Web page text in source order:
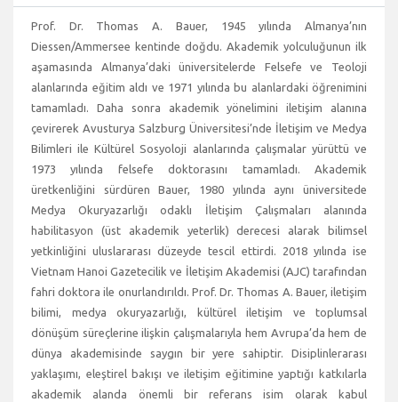
Prof. Dr. Thomas A. Bauer, 1945 yılında Almanya’nın
Diessen/Ammersee kentinde doğdu. Akademik yolculuğunun ilk
aşamasında Almanya’daki üniversitelerde Felsefe ve Teoloji
alanlarında eğitim aldı ve 1971 yılında bu alanlardaki öğrenimini
tamamladı. Daha sonra akademik yönelimini iletişim alanına
çevirerek Avusturya Salzburg Üniversitesi’nde İletişim ve Medya
Bilimleri ile Kültürel Sosyoloji alanlarında çalışmalar yürüttü ve
1973 yılında felsefe doktorasını tamamladı. Akademik
üretkenliğini sürdüren Bauer, 1980 yılında aynı üniversitede
Medya Okuryazarlığı odaklı İletişim Çalışmaları alanında
habilitasyon (üst akademik yeterlik) derecesi alarak bilimsel
yetkinliğini uluslararası düzeyde tescil ettirdi. 2018 yılında ise
Vietnam Hanoi Gazetecilik ve İletişim Akademisi (AJC) tarafından
fahri doktora ile onurlandırıldı. Prof. Dr. Thomas A. Bauer, iletişim
bilimi, medya okuryazarlığı, kültürel iletişim ve toplumsal
dönüşüm süreçlerine ilişkin çalışmalarıyla hem Avrupa’da hem de
dünya akademisinde saygın bir yere sahiptir. Disiplinlerarası
yaklaşımı, eleştirel bakışı ve iletişim eğitimine yaptığı katkılarla
akademik alanda önemli bir referans isim olarak kabul